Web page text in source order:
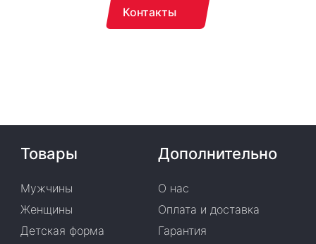
Контакты
Товары
Мужчины
Женщины
Детская форма
Дополнительно
О нас
Оплата и доставка
Гарантия